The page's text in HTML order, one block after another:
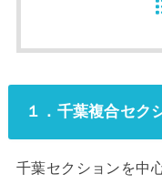
１．千葉複合セク
千葉セクションを中